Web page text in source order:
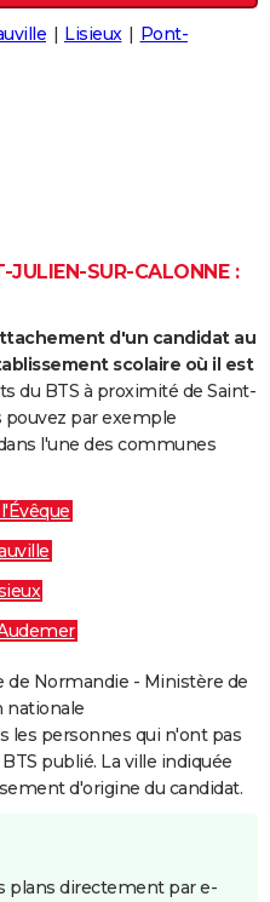
Lisieux
Pont-
JULIEN-SUR-CALONNE :
d'un candidat au
scolaire où il est
du BTS à proximité de Saint-
pouvez par exemple
l'une des communes
de Normandie - Ministère de
nationale
les personnes qui n'ont pas
publié. La ville indiquée
d'origine du candidat.
plans directement par e-